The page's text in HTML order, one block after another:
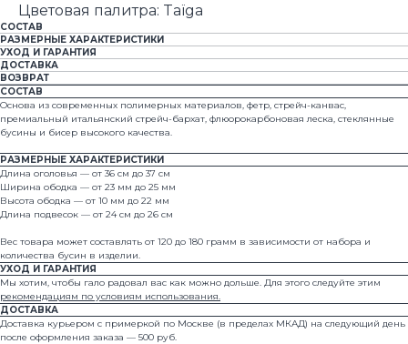
Цветовая палитра: Taïga
СОСТАВ
РАЗМЕРНЫЕ ХАРАКТЕРИСТИКИ
УХОД И ГАРАНТИЯ
ДОСТАВКА
ВОЗВРАТ
СОСТАВ
Основа из современных полимерных материалов, фетр, стрейч-канвас,
премиальный итальянский стрейч-бархат, флюорокарбоновая леска, стеклянные
бусины и бисер высокого качества.
РАЗМЕРНЫЕ ХАРАКТЕРИСТИКИ
Длина оголовья — от 36 см до 37 см
Ширина ободка — от 23 мм до 25 мм
Высота ободка — от 10 мм до 22 мм
Длина подвесок — от 24 см до 26 см
Вес товара может составлять от 120 до 180 грамм в зависимости от набора и
количества бусин в изделии.
УХОД И ГАРАНТИЯ
Мы хотим, чтобы гало радовал вас как можно дольше. Для этого следуйте этим
рекомендациям по условиям использования.
ДОСТАВКА
Доставка курьером с примеркой по Москве (в пределах МКАД) на следующий день
после оформления заказа — 500 руб.